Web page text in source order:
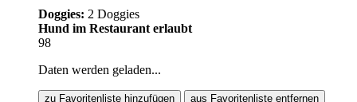
Doggies: 2 Doggies
Hund im Restaurant erlaubt
98
Daten werden geladen...
zu Favoritenliste hinzufügen aus Favoritenliste entfernen